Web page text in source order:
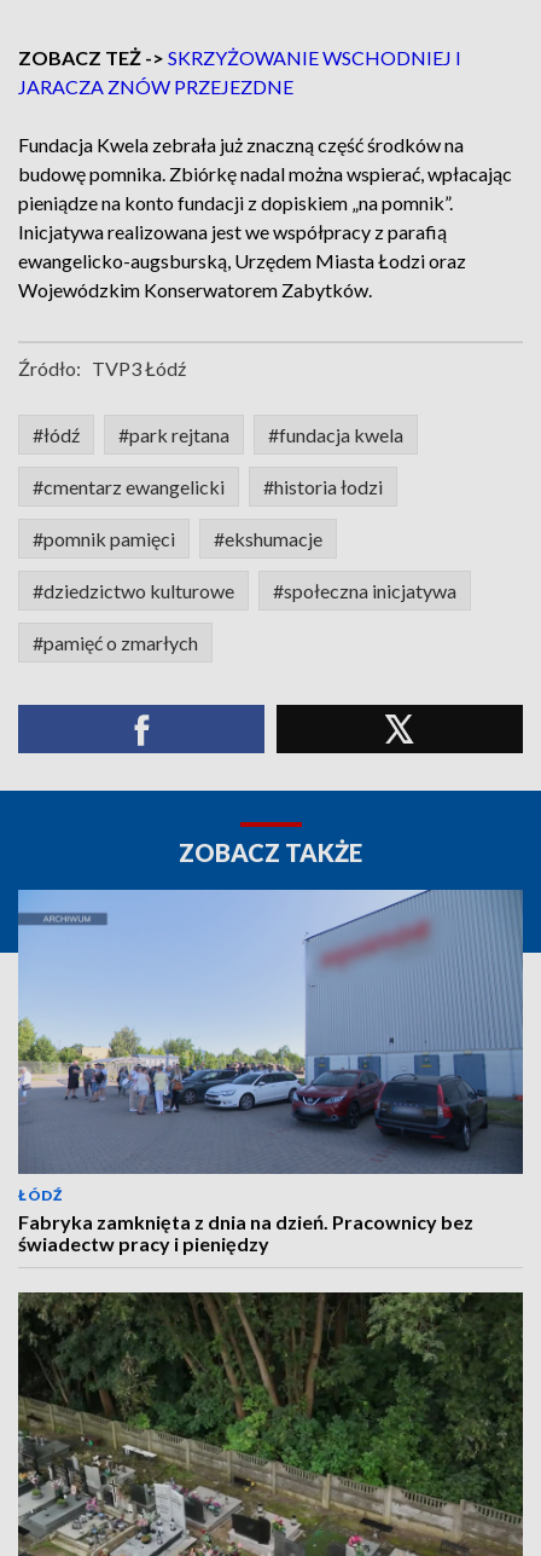
ZOBACZ TEŻ -> SKRZYŻOWANIE WSCHODNIEJ I
JARACZA ZNÓW PRZEJEZDNE
Fundacja Kwela zebrała już znaczną część środków na
budowę pomnika. Zbiórkę nadal można wspierać, wpłacając
pieniądze na konto fundacji z dopiskiem „na pomnik”.
Inicjatywa realizowana jest we współpracy z parafią
ewangelicko-augsburską, Urzędem Miasta Łodzi oraz
Wojewódzkim Konserwatorem Zabytków.
Źródło: TVP3 Łódź
#łódź #park rejtana #fundacja kwela
#cmentarz ewangelicki #historia łodzi
#pomnik pamięci #ekshumacje
#dziedzictwo kulturowe #społeczna inicjatywa
#pamięć o zmarłych
ZOBACZ TAKŻE
ŁÓDŹ
Fabryka zamknięta z dnia na dzień. Pracownicy bez
świadectw pracy i pieniędzy